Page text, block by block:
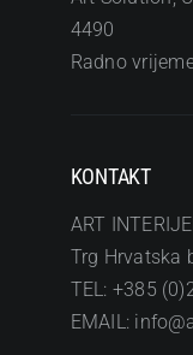
4490
Radno
KONTAKT
ART
Trg Hrvatska
TEL: +385
EMAIL: